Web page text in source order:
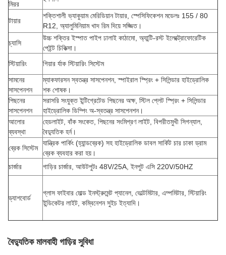
মিরর
টায়ার
শক্তিশালী ভ্যাকুয়াম মেরিডিয়ান টায়ার, স্পেসিফিকেশন মডেলঃ 155 / 80
R12, অ্যালুমিনিয়াম খাদ রিম দিয়ে সজ্জিত।
চ্যাসি
উচ্চ শক্তির ইস্পাত পাইপ ঢালাই কাঠামো, অ্যান্টি-রস্ট ইলেক্ট্রোফোরেটিক
পেইন্ট চিকিত্সা।
স্টিয়ারিং
গিয়ার র্যাক স্টিয়ারিং সিস্টেম
সামনের
সাসপেনশন
ম্যাকফারসন স্বতন্ত্র সাসপেনশন, স্পাইরাল স্প্রিং + সিলিন্ডার হাইড্রোলিক
শক শোষক।
পিছনের
সাসপেনশন
সরাসরি সংযুক্ত ইন্টিগ্রেটেড পিছনের অক্ষ, স্টিল প্লেট স্প্রিং + সিলিন্ডার
হাইড্রোলিক ডিম্পিং অ-স্বতন্ত্র সাসপেনশন।
আলোর
ব্যবস্থা
হেডলাইট, বাঁক সংকেত, পিছনের সংমিশ্রণ লাইট, বিপরীতমুখী সিগন্যাল,
বৈদ্যুতিক হর্ন।
ব্রেক সিস্টেম
যান্ত্রিক পার্কিং (হ্যান্ডব্রেক) সহ হাইড্রোলিক ডাবল সার্কিট চার চাকা ড্রাম
ব্রেক ব্যবহার করা হয়।
চার্জার
গাড়ির চার্জার, আউটপুটঃ 48V/25A, ইনপুট এসি 220V/50HZ
ড্যাশবোর্ড
গ্লাস ফাইবার মোল্ড ইনস্ট্রুমেন্ট প্যানেল, ভোল্টমিটার, এম্পমিটার, স্টিয়ারিং
ইন্ডিকেটর লাইট, কম্বিনেশন সুইচ ইত্যাদি।
বৈদ্যুতিক মালবাহী গাড়ির সুবিধা